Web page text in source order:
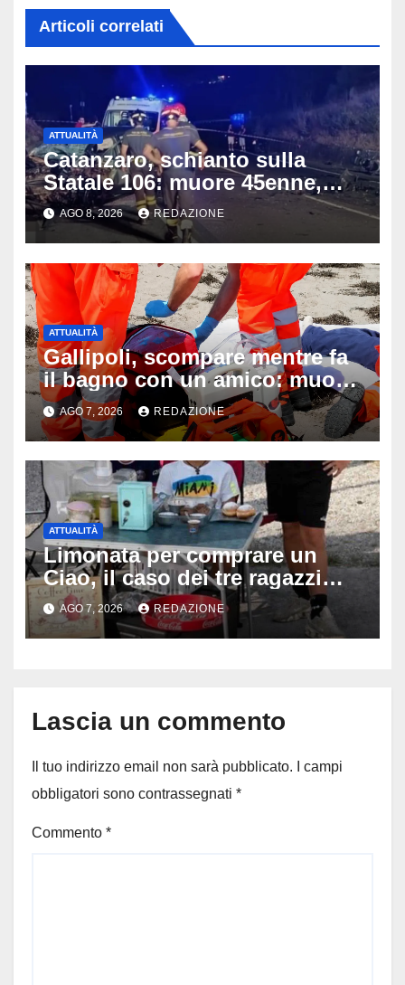
Articoli correlati
ATTUALITÀ
Catanzaro, schianto sulla
Statale 106: muore 45enne,
coinvolti un’auto, un suv e
una moto
AGO 8, 2026 REDAZIONE
ATTUALITÀ
Gallipoli, scompare mentre fa
il bagno con un amico: muore
a 19 anni dopo 45 minuti di
disperati tentativi di
rianimazione
AGO 7, 2026 REDAZIONE
ATTUALITÀ
Limonata per comprare un
Ciao, il caso dei tre ragazzi
divide l’Italia: Fedriga li invita
in Regione, Vannacci li
difende
AGO 7, 2026 REDAZIONE
Lascia un commento
Il tuo indirizzo email non sarà pubblicato.
I campi
obbligatori sono contrassegnati *
Commento *